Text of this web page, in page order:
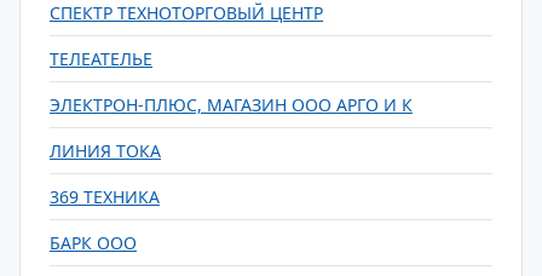
СПЕКТР ТЕХНОТОРГОВЫЙ ЦЕНТР
ТЕЛЕАТЕЛЬЕ
ЭЛЕКТРОН-ПЛЮС, МАГАЗИН ООО АРГО И К
ЛИНИЯ ТОКА
369 ТЕХНИКА
БАРК ООО